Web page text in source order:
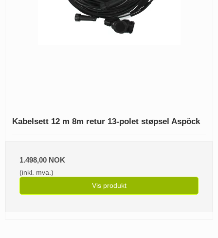
Kabelsett 12 m 8m retur 13-polet støpsel Aspöck
1.498,00 NOK
(inkl. mva.)
Vis produkt